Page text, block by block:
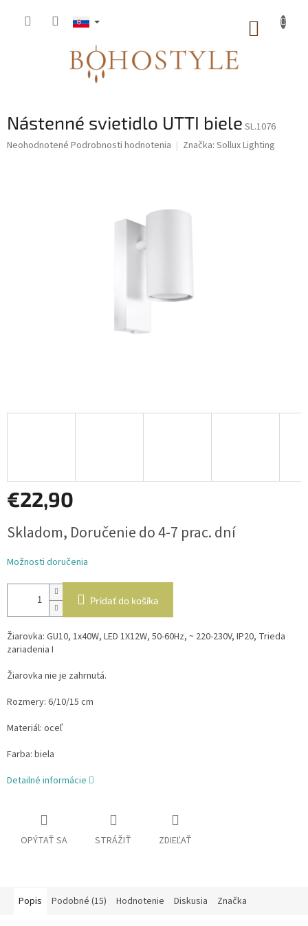
Nástenné svietidlo UTTI biele SL.1076
Priemerné
Neohodnotené Podrobnosti hodnotenia Značka: Sollux Lighting
€22,90
cena:
Skladom, Doručenie do 4-7 prac. dní
Možnosti doručenia
Pridať do košíka
Žiarovka: GU10, 1x40W, LED 1X12W, 50-60Hz, ~ 220-230V, IP20, Trieda
zariadenia I
Žiarovka nie je zahrnutá.
Rozmery: 6/10/15 cm
Materiál: oceľ
Farba: biela
Detailné informácie
OPÝTAŤ SA STRÁŽIŤ ZDIEĽAŤ
Popis Podobné (15) Hodnotenie Diskusia Značka